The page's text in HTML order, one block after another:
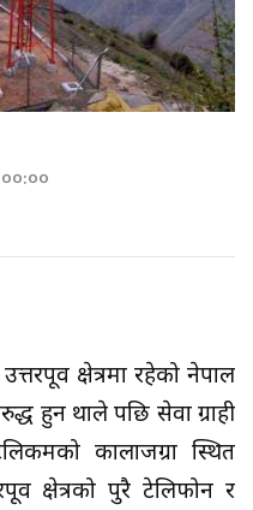
क्षेत्रमा रहेको नेपाल
हुन थाले पछि सेवा ग्राही
कालाजग्रा स्थित
क्षेत्रको पुरै टेलिफोन र